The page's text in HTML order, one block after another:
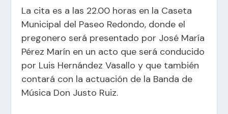
La cita es a las 22.00 horas en la Caseta
Municipal del Paseo Redondo, donde el
pregonero será presentado por José María
Pérez Marín en un acto que será conducido
por Luis Hernández Vasallo y que también
contará con la actuación de la Banda de
Música Don Justo Ruiz.